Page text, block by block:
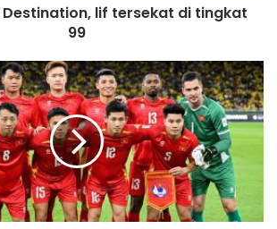
Destination, lif tersekat di tingkat
99